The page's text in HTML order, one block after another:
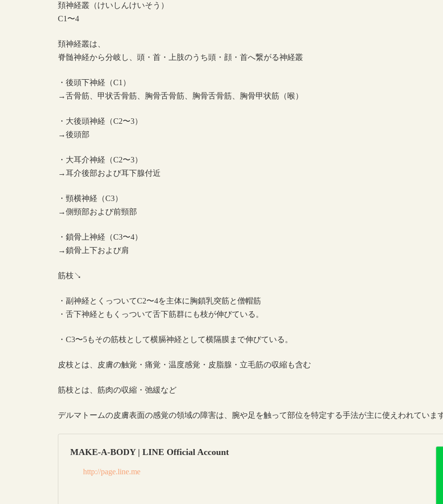
頚神経叢（けいしんけいそう）
C1〜4
頚神経叢は、
脊髄神経から分岐し、頭・首・上肢のうち頭・顔・首へ繋がる神経叢
・後頭下神経（C1）
→舌骨筋、甲状舌骨筋、胸骨舌骨筋、胸骨舌骨筋、胸骨甲状筋（喉）
・大後頭神経（C2〜3）
→後頭部
・大耳介神経（C2〜3）
→耳介後部および耳下腺付近
・頸横神経（C3）
→側頸部および前頸部
・鎖骨上神経（C3〜4）
→鎖骨上下および肩
筋枝↘︎
・副神経とくっついてC2〜4を主体に胸鎖乳突筋と僧帽筋
・舌下神経ともくっついて舌下筋群にも枝が伸びている。
・C3〜5もその筋枝として横膈神経として横隔膜まで伸びている。
皮枝とは、皮膚の触覚・痛覚・温度感覚・皮脂腺・立毛筋の収縮も含む
筋枝とは、筋肉の収縮・弛緩など
デルマトームの皮膚表面の感覚の領域の障害は、腕や足を触って部位を特定する手法が主に使えわれていま
MAKE-A-BODY | LINE Official Account
http://page.line.me